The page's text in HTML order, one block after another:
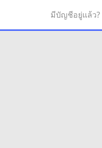
มีบัญชีอยู่แล้ว?